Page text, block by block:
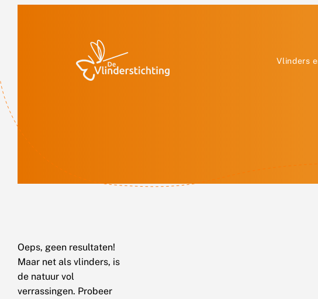
Vlinders
Oeps, geen resultaten!
Maar net als vlinders, is
de natuur vol
verrassingen. Probeer